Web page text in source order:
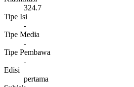
324.7
Tipe Isi
-
Tipe Media
-
Tipe Pembawa
-
Edisi
pertama